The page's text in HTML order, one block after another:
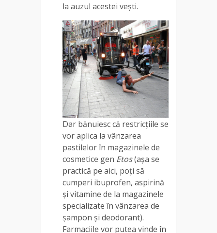
la auzul acestei vești.
Dar bănuiesc că restricțiile se
vor aplica la vânzarea
pastilelor în magazinele de
cosmetice gen Etos(așa se
practică pe aici, poți să
cumperi ibuprofen, aspirină
și vitamine de la magazinele
specializate în vânzarea de
șampon și deodorant).
Farmaciile vor putea vinde în